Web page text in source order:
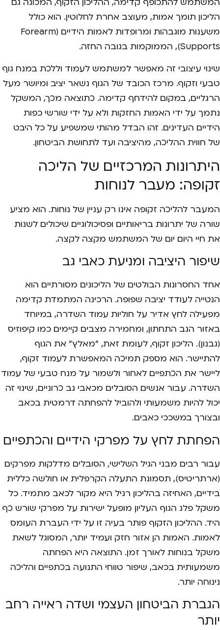
המשתמש להתכופף קדימה, ההליכון הזקוף, המכונה גם
הליכון תומך אמות, מעוצב אחרת לחלוטין. הוא כולל
משענות מוגבהות ומרופדות לאמות הידיים (Forearm
Supports), הממוקמות בגובה החזה.
שינוי עיצובי זה מאפשר למשתמש לעמוד וללכת במנח גוף
טבעי וזקוף. מרכז הכובד של הגוף נשאר יציב ומיושר מעל
הרגליים, במקום להידחף קדימה. כתוצאה מכך, המשקל
נתמך על ידי האמות החזקות ולא על ידי שורשי כפות
הידיים העדינים. זהו הבדל מהותי שמשפיע על כל היבט
של חווית ההליכה, מהיציבה ועד לתחושת הביטחון.
היתרונות המרכזיים של הליכה
זקופה: מעבר לנוחות
המעבר להליכה זקופה אינו רק עניין של נוחות. הוא מציע
שורה של יתרונות בריאותיים ופסיכולוגיים שיכולים לשנות
את חיי היום יום של המשתמש מקצה לקצה.
שיפור היציבה ומניעת כאבי גב
אחד החסרונות הבולטים של הליכונים מסורתיים הוא
הנטייה לעודד יציבה שפופה. הרכינה המתמדת קדימה
מפעילה לחץ אדיר על חוליות עמוד השדרה, במיוחד
באזור הגב התחתון, ומחמירה מצבים קיימים כמו קיפוזיס
(גבנון). הליכון זקוף, לעומת זאת, "מאלץ" את הגוף
להתיישר. הוא מספק תמיכה המאפשרת לעמוד זקוף,
ליישר את הכתפיים לאחור ולשמור על מנח טבעי של עמוד
השדרה. עבור אנשים הסובלים מכאבי גב כרוניים, שינוי זה
יכול להיות משמעותי ולהוביל להפחתה דרמטית בכאב
ובצורך במשככי כאבים.
הפחתת לחץ על מפרקי הידיים והכתפיים
עבור רבים מבני הגיל השלישי, הסובלים מדלקות מפרקים
(ארתריטיס), תסמונת התעלה הקרפלית או חולשה כללית
בידיים, האחיזה בהליכון רגיל היא מקור לכאב מתמיד. כל
משקל פלג הגוף העליון מופעל ישירות על מפרקי שורש כף
היד. ההליכון הזקוף פותר בעיה זו על ידי העברת העומס
לאמות. האמות הן אזור חזק ועמיד יותר, המסוגל לשאת
משקל בנוחות לאורך זמן. התוצאה היא הפחתה
משמעותית בכאב, שיפור טווחי התנועה בכתפיים והליכה
נינוחה יותר.
הגברת הביטחון העצמי ושדה ראייה רחב
יותר